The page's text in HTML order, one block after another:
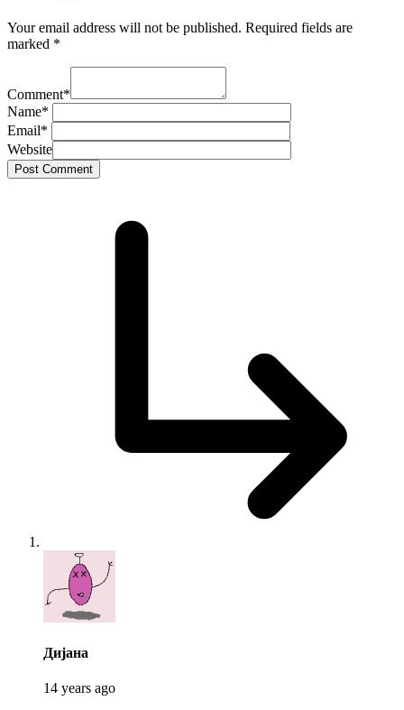
Your email address will not be published. Required fields are
marked *
Comment*
Name*
Email*
Website
Дијана
14 years ago